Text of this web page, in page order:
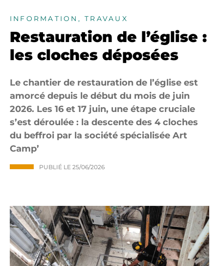
INFORMATION, TRAVAUX
Restauration de l’église :
les cloches déposées
Le chantier de restauration de l’église est
amorcé depuis le début du mois de juin
2026. Les 16 et 17 juin, une étape cruciale
s’est déroulée : la descente des 4 cloches
du beffroi par la société spécialisée Art
Camp’
PUBLIÉ LE 25/06/2026